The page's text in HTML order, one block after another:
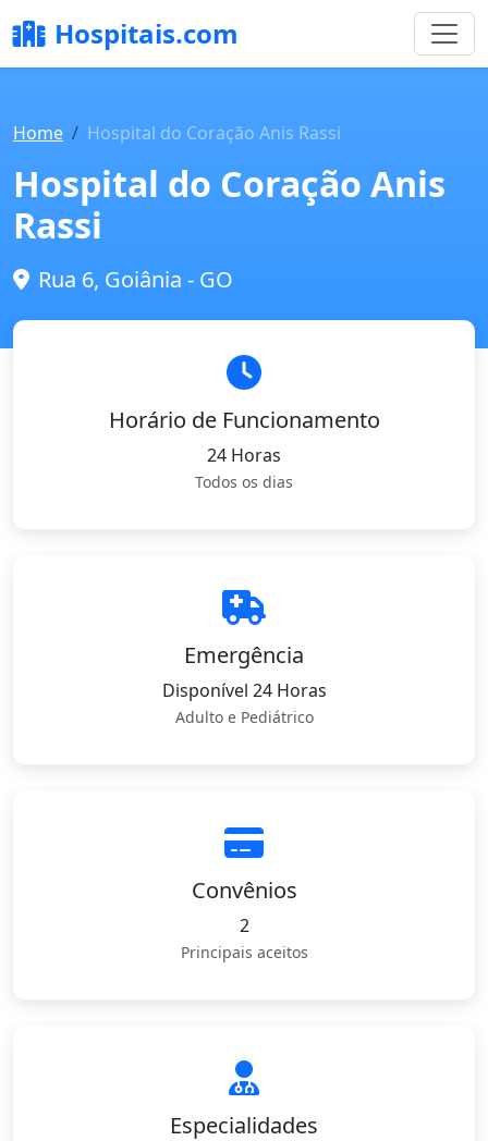
Hospitais.com
Home Hospital do Coração Anis Rassi
Hospital do Coração Anis
Rassi
Rua 6, Goiânia - GO
Horário de Funcionamento
24 Horas
Todos os dias
Emergência
Disponível 24 Horas
Adulto e Pediátrico
Convênios
2
Principais aceitos
Especialidades